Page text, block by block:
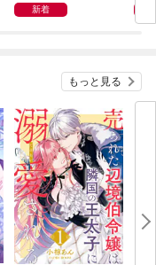
新着
もっと見る